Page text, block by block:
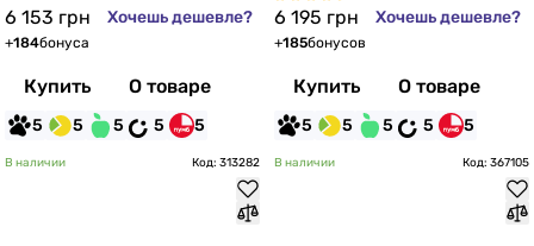
6 153 грн Хочешь дешевле?
+184бонуса
Купить О товаре
5 5 5 5 5
6 195 грн Хочешь дешевле?
+185бонусов
Купить О товаре
5 5 5 5 5
В наличии Код: 313282 В наличии Код: 367105